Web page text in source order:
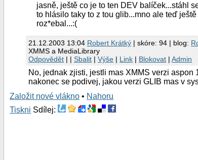
jasně, ještě co je to ten DEV balíček...stáhl
to hlásilo taky to z tou glib...mno ale teď
roz*ebal...:(
21.12.2003 13:04 Robert Krátký | skóre: 94 | blog:
XMMS a MediaLibrary
Odpovědět | |Sbalit |Výše | Link | Blokovat |Admin
No, jednak zjisti, jestli mas XMMS verzi
nakonec se podivej, jakou verzi GLIB mas v
Založit nové vlákno • Nahoru
Tiskni Sdílej: